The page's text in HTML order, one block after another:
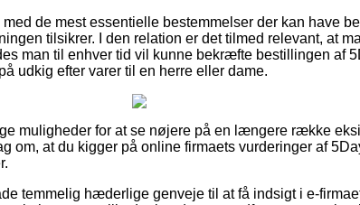
de mest essentielle bestemmelser der kan have
tilsikrer. I den relation er det tilmed relevant, at
man til enhver tid vil kunne bekræfte bestillingen af
udkig efter varer til en herre eller dame.
muligheder for at se nøjere på en længere række
om, at du kigger på online firmaets vurderinger af
temmelig hæderlige genveje til at få indsigt i e-